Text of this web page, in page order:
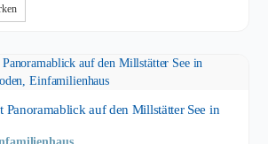
auf den Millstätter See in